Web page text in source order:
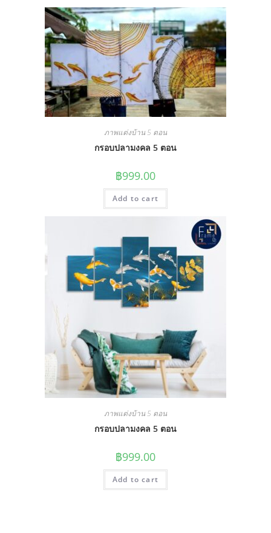
ภาพแต่งบ้าน 5 ตอน
กรอบปลามงคล 5 ตอน
฿999.00
Add to cart
ภาพแต่งบ้าน 5 ตอน
กรอบปลามงคล 5 ตอน
฿999.00
Add to cart